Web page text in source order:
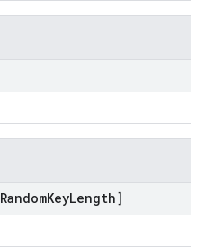
RandomKeyLength]